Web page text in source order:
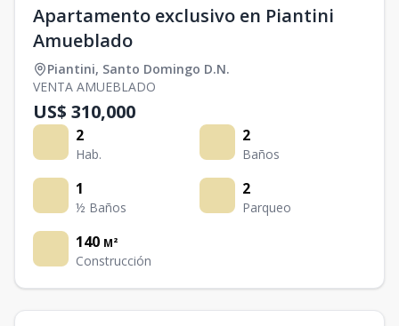
Apartamento exclusivo en Piantini
Amueblado
Piantini, Santo Domingo D.N.
VENTA AMUEBLADO
US$ 310,000
2
Hab.
2
Baños
1
½ Baños
2
Parqueo
140 M²
Construcción